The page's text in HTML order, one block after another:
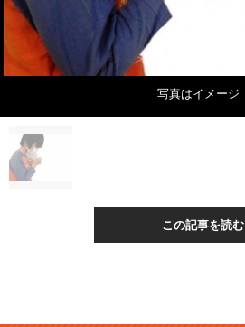
写真はイメージ
この記事を読む